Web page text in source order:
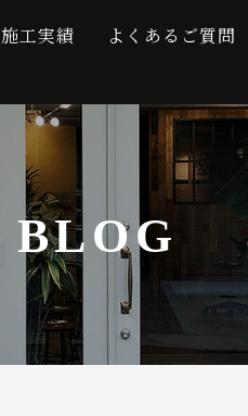
施工実績 よくあるご質問
BLOG